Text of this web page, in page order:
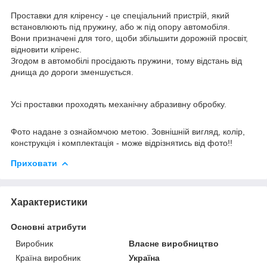
Проставки для кліренсу - це спеціальний пристрій, який
встановлюють під пружину, або ж під опору автомобіля.
Вони призначені для того, щоби збільшити дорожній просвіт,
відновити кліренс.
Згодом в автомобілі просідають пружини, тому відстань від
днища до дороги зменшується.
Усі проставки проходять механічну абразивну обробку.
Фото надане з ознайомчою метою. Зовнішній вигляд, колір,
конструкція і комплектація - може відрізнятись від фото!!
Приховати
Характеристики
Основні атрибути
Виробник
Власне виробництво
Країна виробник
Україна